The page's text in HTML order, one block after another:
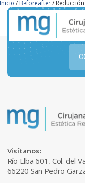
Inicio / Beforeafter/
¡Ponte en
Visítanos:
Río Elba 601, Col. del
66220 San Pedro